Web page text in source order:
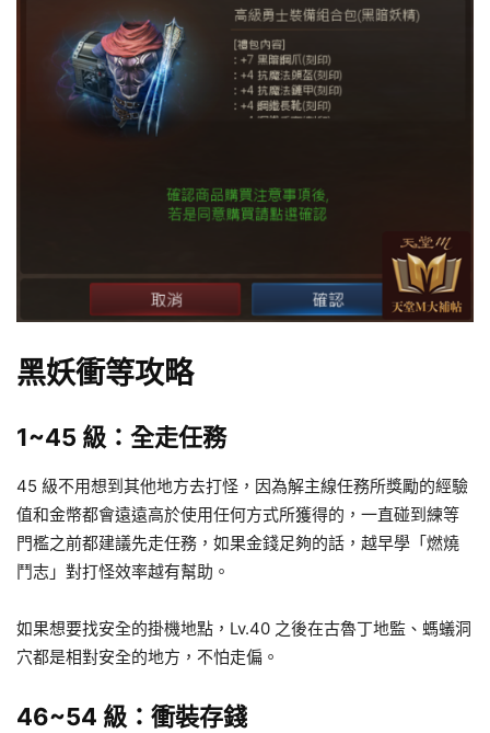
黑妖衝等攻略
1~45 級：全走任務
45 級不用想到其他地方去打怪，因為解主線任務所獎勵的經驗
值和金幣都會遠遠高於使用任何方式所獲得的，一直碰到練等
門檻之前都建議先走任務，如果金錢足夠的話，越早學「燃燒
鬥志」對打怪效率越有幫助。
如果想要找安全的掛機地點，Lv.40 之後在古魯丁地監、螞蟻洞
穴都是相對安全的地方，不怕走偏。
46~54 級：衝裝存錢